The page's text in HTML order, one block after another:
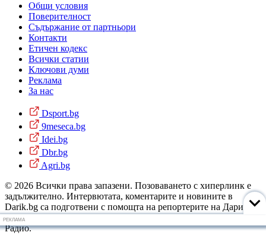
Общи условия
Поверителност
Съдържание от партньори
Контакти
Етичен кодекс
Всички статии
Ключови думи
Реклама
За нас
Dsport.bg
9meseca.bg
Idei.bg
Dbr.bg
Agri.bg
© 2026 Всички права запазени. Позоваването с хиперлинк е
задължително. Интервютата, коментарите и новините в
Darik.bg са подготвени с помощта на репортерите на Дарик
Радио и новинарските емисии на радиото. Снимки: Дарик
Радио.
РЕКЛАМА